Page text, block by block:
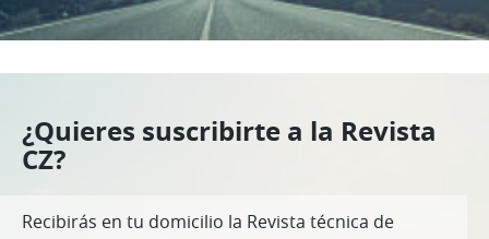
¿Quieres suscribirte a la Revista
CZ?
Recibirás en tu domicilio la Revista técnica de